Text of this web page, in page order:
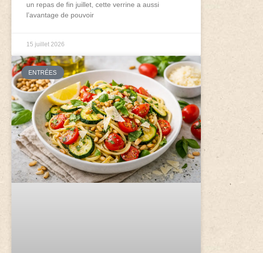
un repas de fin juillet, cette verrine a aussi
l’avantage de pouvoir
15 juillet 2026
ENTRÉES